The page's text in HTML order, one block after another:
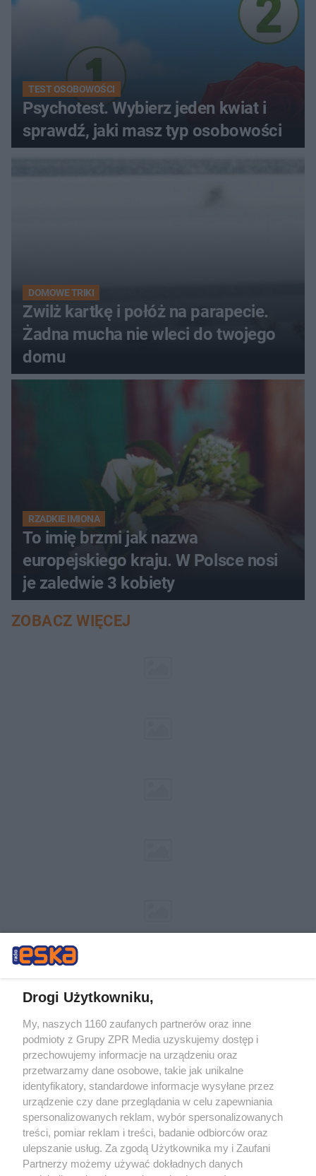
TEST OSOBOWOŚCI
Psychotest. Wybierz jeden kwiat i
sprawdź, jaki masz typ osobowości
DOMOWE TRIKI
Zwilż kartkę i połóż na parapecie.
Żadna mucha nie wleci do twojego
domu
RZADKIE IMIONA
To imię brzmi jak nazwa
europejskiego kraju. W Polsce nosi
je zaledwie 3 kobiety
ZOBACZ WIĘCEJ
Żaden utwór zamieszczony w serwisie nie może być powielany i
rozpowszechniany lub dalej rozpowszechniany w jakikolwiek sposób (w
tym także elektroniczny lub mechaniczny) na jakimkolwiek polu
eksploatacji w jakiejkolwiek formie, włącznie z umieszczaniem w
Internecie bez pisemnej zgody właściciela praw. Jakiekolwiek użycie lub
wykorzystanie utworów w całości lub w części z naruszeniem prawa,
tzn. bez właściwej zgody, jest zabronione pod groźbą kary i może być
ścigane prawnie.
Drogi Użytkowniku,
My, naszych 1160 zaufanych partnerów oraz inne
podmioty z Grupy ZPR Media uzyskujemy dostęp i
przechowujemy informacje na urządzeniu oraz
przetwarzamy dane osobowe, takie jak unikalne
identyfikatory, standardowe informacje wysyłane przez
urządzenie czy dane przeglądania w celu zapewniania
spersonalizowanych reklam, wybór spersonalizowanych
treści, pomiar reklam i treści, badanie odbiorców oraz
ulepszanie usług. Za zgodą Użytkownika my i Zaufani
Partnerzy możemy używać dokładnych danych